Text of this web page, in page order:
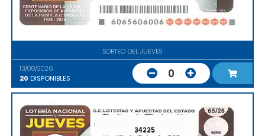
SORTEO DEL JUEVES
13/08/2026
20 DISPONIBLES 0
34225